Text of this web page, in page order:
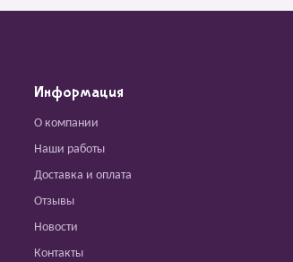
Информация
О компании
Наши работы
Доставка и оплата
Отзывы
Новости
Контакты